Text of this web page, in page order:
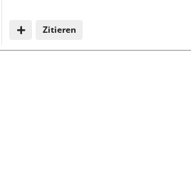
Zitieren